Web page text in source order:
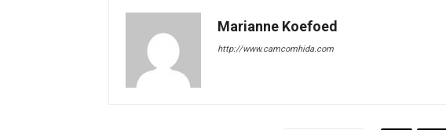
Marianne Koefoed
http://www.camcomhida.com